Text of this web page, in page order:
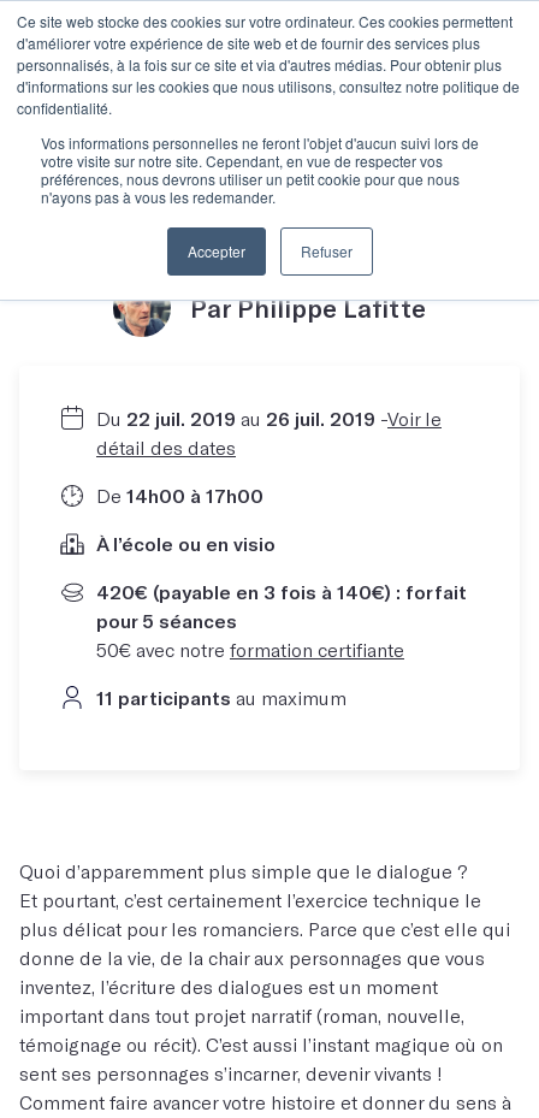
Ce site web stocke des cookies sur votre ordinateur. Ces cookies permettent
d'améliorer votre expérience de site web et de fournir des services plus
personnalisés, à la fois sur ce site et via d'autres médias. Pour obtenir plus
d'informations sur les cookies que nous utilisons, consultez notre politique de
confidentialité.
Vos informations personnelles ne feront l'objet d'aucun suivi lors de
votre visite sur notre site. Cependant, en vue de respecter vos
préférences, nous devrons utiliser un petit cookie pour que nous
n'ayons pas à vous les redemander.
Accepter Refuser
Réussissez vos
dialogues !
Par Philippe Lafitte
Du 22 juil. 2019 au 26 juil. 2019 -Voir le
détail des dates
De 14h00 à 17h00
À l’école ou en visio
420€ (payable en 3 fois à 140€) : forfait
pour 5 séances
50€ avec notre formation certifiante
11 participants au maximum
Quoi d’apparemment plus simple que le dialogue ?
Et pourtant, c’est certainement l’exercice technique le
plus délicat pour les romanciers. Parce que c’est elle qui
donne de la vie, de la chair aux personnages que vous
inventez, l’écriture des dialogues est un moment
important dans tout projet narratif (roman, nouvelle,
témoignage ou récit). C’est aussi l’instant magique où on
sent ses personnages s’incarner, devenir vivants !
Comment faire avancer votre histoire et donner du sens à